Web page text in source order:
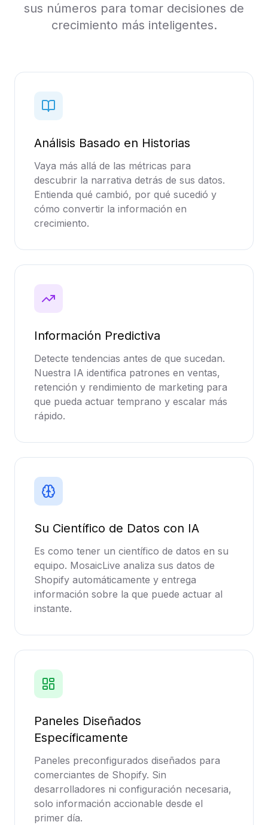
sus números para tomar decisiones de
crecimiento más inteligentes.
Análisis Basado en Historias
Vaya más allá de las métricas para
descubrir la narrativa detrás de sus datos.
Entienda qué cambió, por qué sucedió y
cómo convertir la información en
crecimiento.
Información Predictiva
Detecte tendencias antes de que sucedan.
Nuestra IA identifica patrones en ventas,
retención y rendimiento de marketing para
que pueda actuar temprano y escalar más
rápido.
Su Científico de Datos con IA
Es como tener un científico de datos en su
equipo. MosaicLive analiza sus datos de
Shopify automáticamente y entrega
información sobre la que puede actuar al
instante.
Paneles Diseñados
Específicamente
Paneles preconfigurados diseñados para
comerciantes de Shopify. Sin
desarrolladores ni configuración necesaria,
solo información accionable desde el
primer día.